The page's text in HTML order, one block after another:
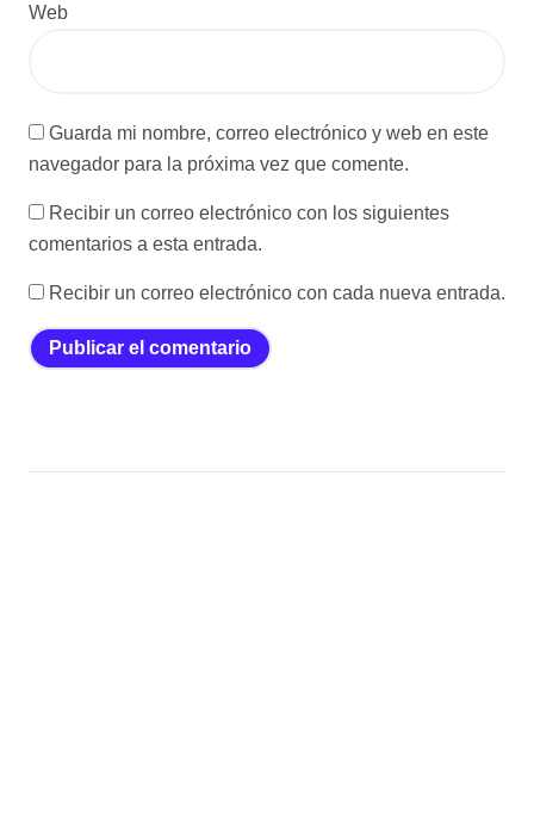
Web
Guarda mi nombre, correo electrónico y web en este
navegador para la próxima vez que comente.
Recibir un correo electrónico con los siguientes
comentarios a esta entrada.
Recibir un correo electrónico con cada nueva entrada.